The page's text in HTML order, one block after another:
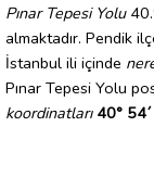
Pınar Tepesi Yolu
almaktadır. Pendik
İstanbul ili içinde
Pınar Tepesi Yolu
koordinatları 40°